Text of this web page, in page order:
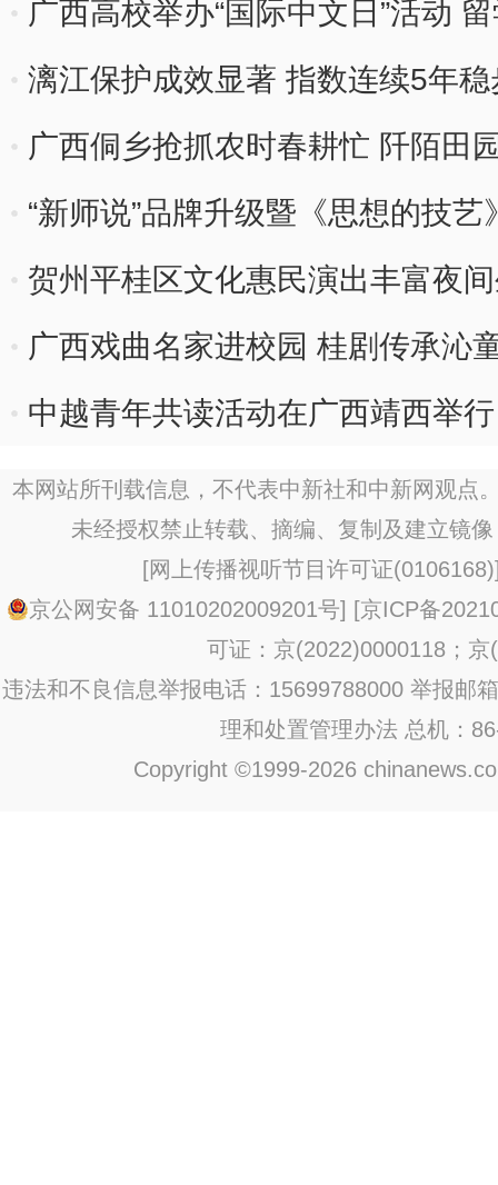
广西高校举办“国际中文日”活动
化
漓江保护成效显著 指数连续5年
广西侗乡抢抓农时春耕忙 阡陌田
“新师说”品牌升级暨《思想的技
贺州平桂区文化惠民演出丰富夜
广西戏曲名家进校园 桂剧传承沁
中越青年共读活动在广西靖西举
本网站所刊载信息，不代表中新社和中新网观点
未经授权禁止转载、摘编、复制及建立镜
[网上传播视听节目许可证(0106168)
京公网安备 11010202009201号] [京ICP备
可证：京(2022)0000118；京
违法和不良信息举报电话：15699788000 举报邮
理和处置管理办法 总机：
Copyright ©1999-2026